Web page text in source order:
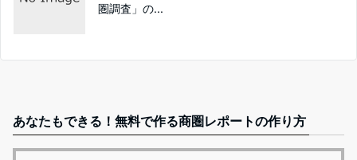
圏調査」の...
あなたもできる！無料で作る商圏レポートの作り方